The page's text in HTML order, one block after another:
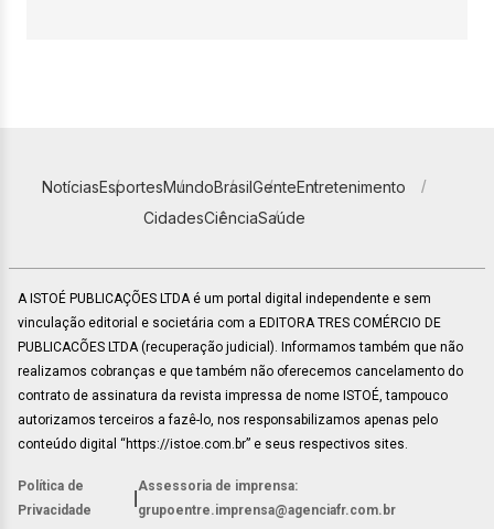
NotíciasEsportesMundoBrasilGenteEntretenimento
CidadesCiênciaSaúde
A ISTOÉ PUBLICAÇÕES LTDA é um portal digital independente e sem
vinculação editorial e societária com a EDITORA TRES COMÉRCIO DE
PUBLICACÕES LTDA (recuperação judicial). Informamos também que não
realizamos cobranças e que também não oferecemos cancelamento do
contrato de assinatura da revista impressa de nome ISTOÉ, tampouco
autorizamos terceiros a fazê-lo, nos responsabilizamos apenas pelo
conteúdo digital “https://istoe.com.br” e seus respectivos sites.
Política de
Privacidade
Assessoria de imprensa:
grupoentre.imprensa@agenciafr.com.br